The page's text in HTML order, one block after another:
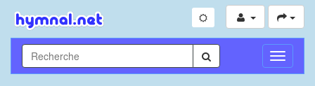
Toggle